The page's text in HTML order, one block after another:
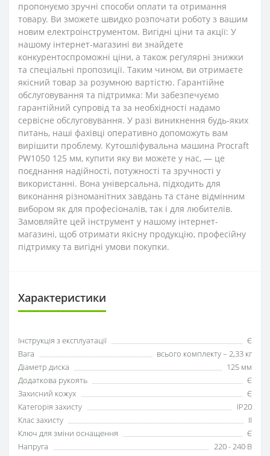
пропонуємо зручні способи оплати та отримання
товару. Ви зможете швидко розпочати роботу з вашим
новим електроінструментом. Вигідні ціни та акції: У
нашому інтернет-магазині ви знайдете
конкурентоспроможні ціни, а також регулярні знижки
та спеціальні пропозиції. Таким чином, ви отримаєте
якісний товар за розумною вартістю. Гарантійне
обслуговування та підтримка: Ми забезпечуємо
гарантійний супровід та за необхідності надамо
сервісне обслуговування. У разі виникнення будь-яких
питань, наші фахівці оперативно допоможуть вам
вирішити проблему. Кутошліфувальна машина Procraft
PW1050 125 мм, купити яку ви можете у нас, ― це
поєднання надійності, потужності та зручності у
використанні. Вона універсальна, підходить для
виконання різноманітних завдань та стане відмінним
вибором як для професіоналів, так і для любителів.
Замовляйте цей інструмент у нашому інтернет-
магазині, щоб отримати якісну продукцію, професійну
підтримку та вигідні умови покупки.
Характеристики
Інструкція з експлуатації
Є
Вага
всього комплекту – 2,33 кг
Діаметр диска
125 мм
Додаткова рукоять
Є
Захисний кожух
Є
Категорія захисту
IP20
Клас захисту
II
Ключ для зміни оснащення
Є
Напруга
220 - 240 В